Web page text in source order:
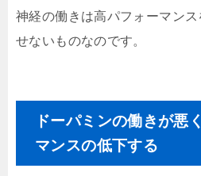
神経の働きは高パフォーマン
せないものなのです。
ドーパミンの働きが悪
マンスの低下する